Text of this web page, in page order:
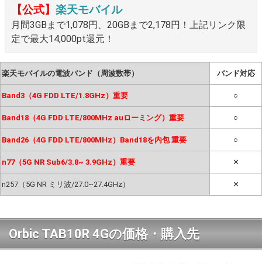
【公式】 楽天モバイル
月間3GBまで1,078円、20GBまで2,178円！上記リンク限
定で最大14,000pt還元！
楽天モバイルの電波バンド（周波数帯） バンド対応
Band3（4G FDD LTE/1.8GHz）重要 ○
Band18（4G FDD LTE/800MHz auローミング）重要 ○
Band26（4G FDD LTE/800MHz）Band18を内包 重要 ○
n77（5G NR Sub6/3.8~ 3.9GHz）重要 ✕
n257（5G NR ミリ波/27.0~27.4GHz） ✕
Orbic TAB10R 4Gの価格・購入先